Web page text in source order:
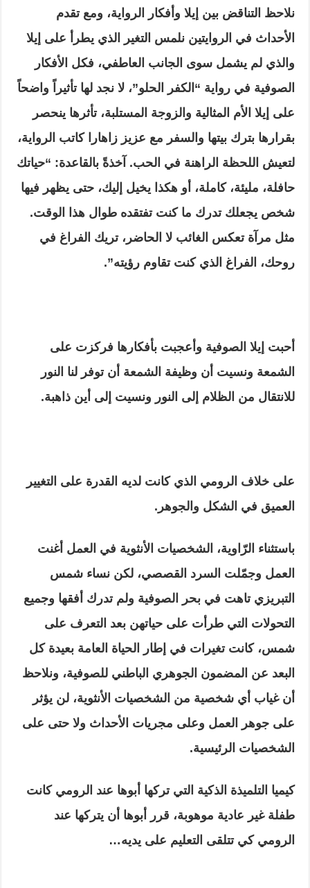
نلاحظ التناقض بين إيلا وأفكار الرواية، ومع تقدم
الأحداث في الروايتين نلمس التغير الذي يطرأ على إيلا
والذي لم يشمل سوى الجانب العاطفي، فكل الأفكار
الصوفية في رواية “الكفر الحلو”، لا نجد لها تأثيراً واضحاً
على إيلا الأم المثالية والزوجة المستلبة، تأثرها ينحصر
بقرارها بترك بيتها والسفر مع عزيز زاهارا كاتب الرواية،
لتعيش اللحظة الراهنة في الحب. آخذةً بالقاعدة: “حياتك
حافلة، مليئة، كاملة، أو هكذا يخيل إليك، حتى يظهر فيها
شخص يجعلك تدرك ما كنت تفتقده طوال هذا الوقت.
مثل مرآة تعكس الغائب لا الحاضر، تريك الفراغ في
روحك، الفراغ الذي كنت تقاوم رؤيته”.
أحبت إيلا الصوفية وأعجبت بأفكارها فركزت على
الشمعة ونسيت أن وظيفة الشمعة أن توفر لنا النور
للانتقال من الظلام إلى النور ونسيت إلى أين ذاهبة.
على خلاف الرومي الذي كانت لديه القدرة على التغيير
العميق في الشكل والجوهر.
باستثناء الرّاوية، الشخصيات الأنثوية في العمل أغنت
العمل وجمّلت السرد القصصي، لكن نساء شمس
التبريزي تاهت في بحر الصوفية ولم تدرك أفقها وجميع
التحولات التي طرأت على حياتهن بعد التعرف على
شمس، كانت تغيرات في إطار الحياة العامة بعيدة كل
البعد عن المضمون الجوهري الباطني للصوفية، ونلاحظ
أن غياب أي شخصية من الشخصيات الأنثوية، لن يؤثر
على جوهر العمل وعلى مجريات الأحداث ولا حتى على
الشخصيات الرئيسية.
كيميا التلميذة الذكية التي تركها أبوها عند الرومي كانت
طفلة غير عادية موهوبة، قرر أبوها أن يتركها عند
الرومي كي تتلقى التعليم على يديه…